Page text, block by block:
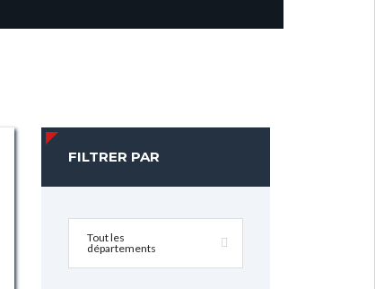
FILTRER PAR
Tout les
départements